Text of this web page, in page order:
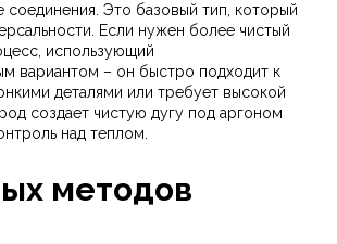
соединения . Это базовый тип, который
Если нужен более чистый
использующий
вариантом – он быстро подходит к
деталями или требует высокой
создает чистую дугу под аргоном
над теплом.
методов